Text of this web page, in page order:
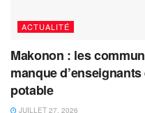
ACTUALITÉ
Makonon : les
manque
potable
JUILLET 27, 2026